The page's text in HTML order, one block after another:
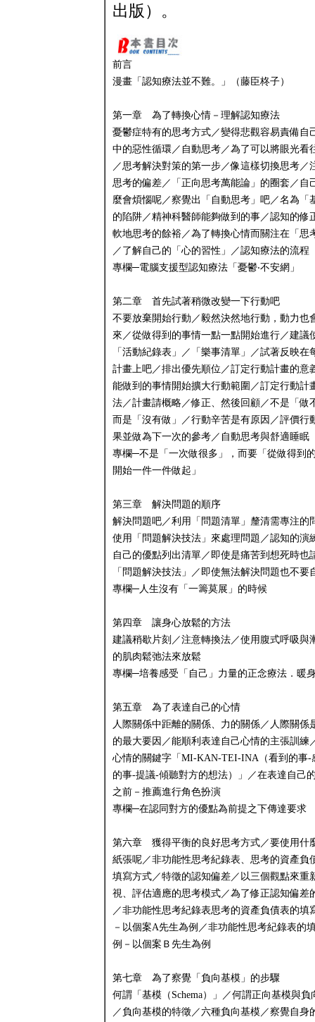
出版）。
前言
漫畫「認知療法並不難。」（藤臣柊子）
第一章 為了轉換心情－理解認知療法
憂鬱症特有的思考方式／變得悲觀容易責備自
中的惡性循環／自動思考／為了可以將眼光看
／思考解決對策的第一步／像這樣切換思考／
思考的偏差／「正向思考萬能論」的圈套／自
麼會煩惱呢／察覺出「自動思考」吧／名為「
的陷阱／精神科醫師能夠做到的事／認知的修
軟地思考的餘裕／為了轉換心情而關注在「思
／了解自己的「心的習性」／認知療法的流程
專欄─電腦支援型認知療法「憂鬱‧不安網」
第二章 首先試著稍微改變一下行動吧
不要放棄開始行動／毅然決然地行動，動力也
來／從做得到的事情一點一點開始進行／建議
「活動紀錄表」／「樂事清單」／試著反映在
計畫上吧／排出優先順位／訂定行動計畫的意
能做到的事情開始擴大行動範圍／訂定行動計
法／計畫請概略／修正、然後回顧／不是「做
而是「沒有做」／行動辛苦是有原因／評價行
果並做為下一次的參考／自動思考與舒適睡眠
專欄─不是「一次做很多」，而要「從做得到
開始一件一件做起」
第三章 解決問題的順序
解決問題吧／利用「問題清單」釐清需專注的
使用「問題解決技法」來處理問題／認知的演
自己的優點列出清單／即使是痛苦到想死時也
「問題解決技法」／即使無法解決問題也不要
專欄─人生沒有「一籌莫展」的時候
第四章 讓身心放鬆的方法
建議稍歇片刻／注意轉換法／使用腹式呼吸與
的肌肉鬆弛法來放鬆
專欄─培養感受「自己」力量的正念療法．暖
第五章 為了表達自己的心情
人際關係中距離的關係、力的關係／人際關係
的最大要因／能順利表達自己心情的主張訓練
心情的關鍵字「MI-KAN-TEI-INA（看到的事-
的事-提議-傾聽對方的想法）」／在表達自己
之前－推薦進行角色扮演
專欄─在認同對方的優點為前提之下傳達要求
第六章 獲得平衡的良好思考方式／要使用什
紙張呢／非功能性思考紀錄表、思考的資產負
填寫方式／特徵的認知偏差／以三個觀點來重
視、評估適應的思考模式／為了修正認知偏差
／非功能性思考紀錄表思考的資產負債表的填
－以個案A先生為例／非功能性思考紀錄表的
例－以個案Ｂ先生為例
第七章 為了察覺「負向基模」的步驟
何謂「基模（Schema）」／何謂正向基模與負
／負向基模的特徵／六種負向基模／察覺自身